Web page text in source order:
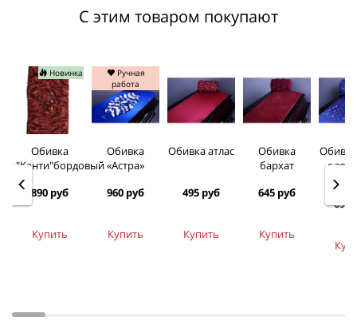
С этим товаром покупают
Новинка
Обивка
"Канти"бордовый
890 руб
Купить
Ручная
работа
Обивка
«Астра»
960 руб
Купить
Обивка атлас
495 руб
Купить
Обивка
бархат
645 руб
Купить
Обивка
c
690